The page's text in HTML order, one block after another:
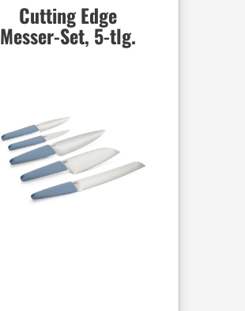
Cutting Edge
Messer-Set, 5-tlg.